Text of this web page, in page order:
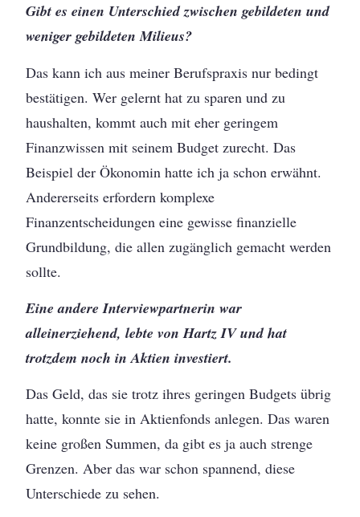
Gibt es einen Unterschied zwischen gebildeten und
weniger gebildeten Milieus?
Das kann ich aus meiner Berufspraxis nur bedingt
bestätigen. Wer gelernt hat zu sparen und zu
haushalten, kommt auch mit eher geringem
Finanzwissen mit seinem Budget zurecht. Das
Beispiel der Ökonomin hatte ich ja schon erwähnt.
Andererseits erfordern komplexe
Finanzentscheidungen eine gewisse finanzielle
Grundbildung, die allen zugänglich gemacht werden
sollte.
Eine andere Interviewpartnerin war
alleinerziehend, lebte von Hartz IV und hat
trotzdem noch in Aktien investiert.
Das Geld, das sie trotz ihres geringen Budgets übrig
hatte, konnte sie in Aktienfonds anlegen. Das waren
keine großen Summen, da gibt es ja auch strenge
Grenzen. Aber das war schon spannend, diese
Unterschiede zu sehen.